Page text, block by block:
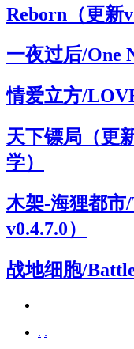
Reborn（更新
一夜过后/One
情爱立方/
天下镖局（更
学）
木架-海狸都
v0.4.7.0）
战地细胞/
. .